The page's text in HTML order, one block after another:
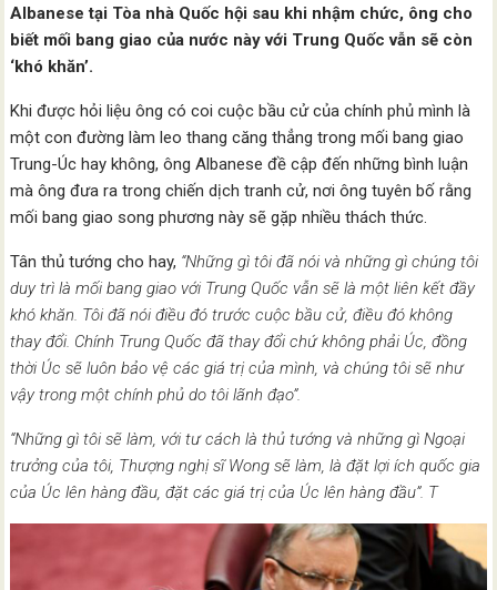
Albanese tại Tòa nhà Quốc hội sau khi nhậm chức, ông cho
biết mối bang giao của nước này với Trung Quốc vẫn sẽ còn
‘khó khăn’.
Khi được hỏi liệu ông có coi cuộc bầu cử của chính phủ mình là
một con đường làm leo thang căng thẳng trong mối bang giao
Trung-Úc hay không, ông Albanese đề cập đến những bình luận
mà ông đưa ra trong chiến dịch tranh cử, nơi ông tuyên bố rằng
mối bang giao song phương này sẽ gặp nhiều thách thức.
Tân thủ tướng cho hay, “Những gì tôi đã nói và những gì chúng tôi
duy trì là mối bang giao với Trung Quốc vẫn sẽ là một liên kết đầy
khó khăn. Tôi đã nói điều đó trước cuộc bầu cử, điều đó không
thay đổi. Chính Trung Quốc đã thay đổi chứ không phải Úc, đồng
thời Úc sẽ luôn bảo vệ các giá trị của mình, và chúng tôi sẽ như
vậy trong một chính phủ do tôi lãnh đạo”.
“Những gì tôi sẽ làm, với tư cách là thủ tướng và những gì Ngoại
trưởng của tôi, Thượng nghị sĩ Wong sẽ làm, là đặt lợi ích quốc gia
của Úc lên hàng đầu, đặt các giá trị của Úc lên hàng đầu”. T